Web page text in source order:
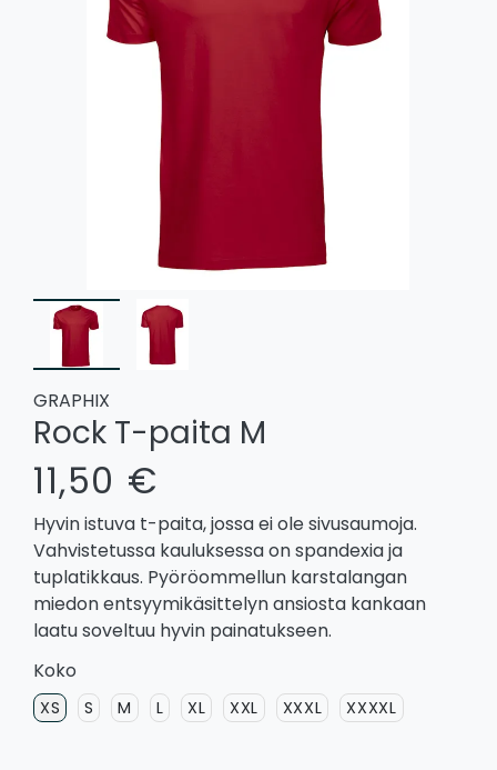
GRAPHIX
Rock T-paita M
11,50 €
Hyvin istuva t-paita, jossa ei ole sivusaumoja.
Vahvistetussa kauluksessa on spandexia ja
tuplatikkaus. Pyöröommellun karstalangan
miedon entsyymikäsittelyn ansiosta kankaan
laatu soveltuu hyvin painatukseen.
Koko
XS S M L XL XXL XXXL XXXXL